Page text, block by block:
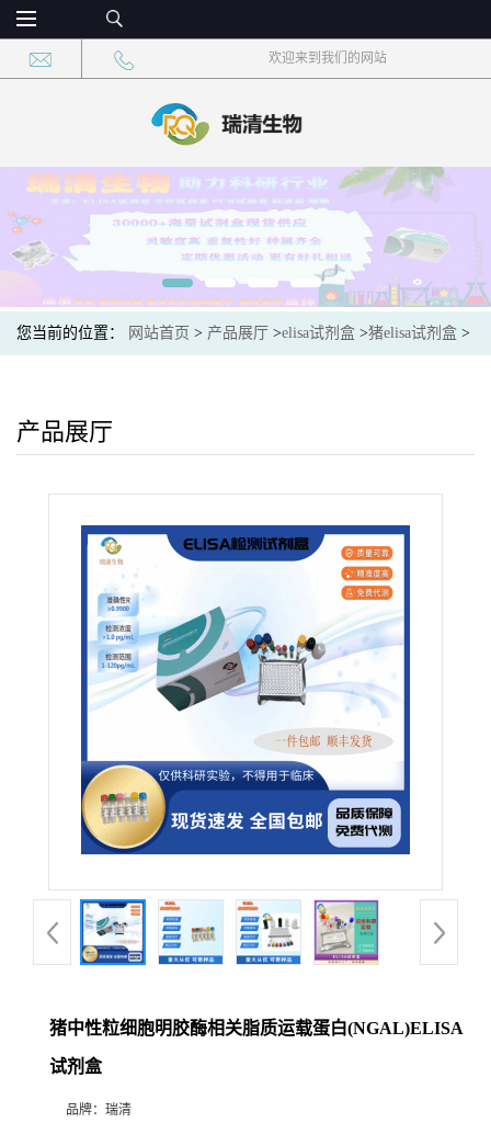
欢迎来到我们的网站
您当前的位置： 网站首页 > 产品展厅 >elisa试剂盒 >猪elisa试剂盒 >
产品展厅
猪中性粒细胞明胶酶相关脂质运载蛋白(NGAL)ELISA
试剂盒
品牌： 瑞清